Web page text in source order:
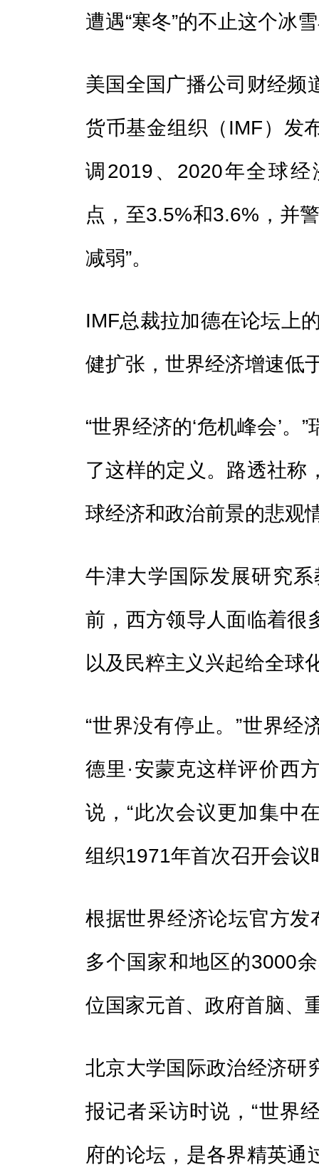
遭遇“寒冬”的不止这个冰
美国全国广播公司财经频
货币基金组织（IMF）发
调2019、2020年全球
点，至3.5%和3.6%，并
减弱”。
IMF总裁拉加德在论坛上
健扩张，世界经济增速低
“世界经济的‘危机峰会’
了这样的定义。路透社称
球经济和政治前景的悲观
牛津大学国际发展研究
前，西方领导人面临着很
以及民粹主义兴起给全球
“世界没有停止。”世界经
德里·安蒙克这样评价西
说，“此次会议更加集中
组织1971年首次召开会议
根据世界经济论坛官方
多个国家和地区的3000
位国家元首、政府首脑、
北京大学国际政治经济研
报记者采访时说，“世界
府的论坛，是各界精英通